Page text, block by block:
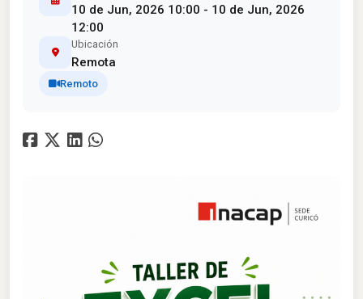
10 de Jun, 2026 10:00 - 10 de Jun, 2026
12:00
Ubicación
Remota
Remoto